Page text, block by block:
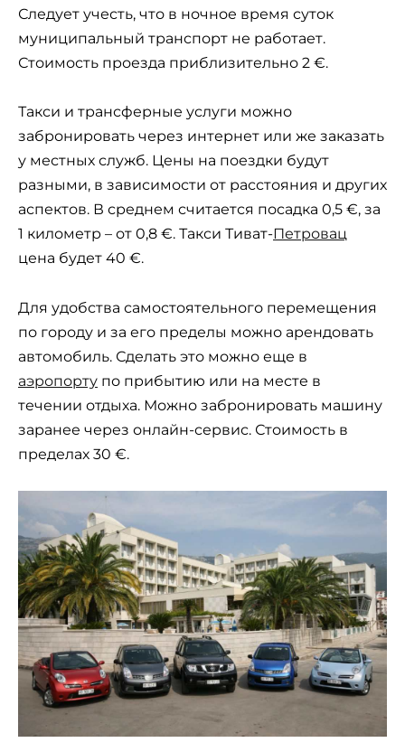
Следует учесть, что в ночное время суток
муниципальный транспорт не работает.
Стоимость проезда приблизительно 2 €.
Такси и трансферные услуги можно
забронировать через интернет или же заказать
у местных служб. Цены на поездки будут
разными, в зависимости от расстояния и других
аспектов. В среднем считается посадка 0,5 €, за
1 километр – от 0,8 €. Такси Тиват-Петровац
цена будет 40 €.
Для удобства самостоятельного перемещения
по городу и за его пределы можно арендовать
автомобиль. Сделать это можно еще в
аэропорту по прибытию или на месте в
течении отдыха. Можно забронировать машину
заранее через онлайн-сервис. Стоимость в
пределах 30 €.